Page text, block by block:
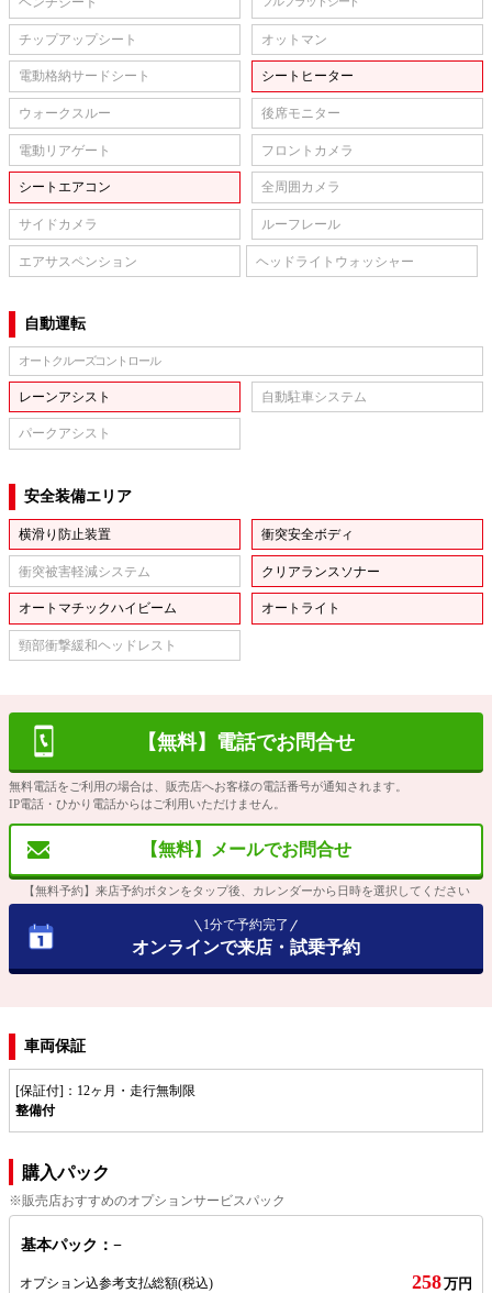
チップアップシート オットマン
電動格納サードシート シートヒーター
ウォークスルー 後席モニター
電動リアゲート フロントカメラ
シートエアコン 全周囲カメラ
サイドカメラ ルーフレール
エアサスペンション ヘッドライトウォッシャー
自動運転
オートクルーズコントロール
レーンアシスト 自動駐車システム
パークアシスト
安全装備エリア
横滑り防止装置 衝突安全ボディ
衝突被害軽減システム クリアランスソナー
オートマチックハイビーム オートライト
頸部衝撃緩和ヘッドレスト
【無料】電話でお問合せ
無料電話をご利用の場合は、販売店へお客様の電話番号が通知されます。
IP電話・ひかり電話からはご利用いただけません。
【無料】メールでお問合せ
【無料予約】来店予約ボタンをタップ後、カレンダーから日時を選択してください
1分で予約完了
オンラインで来店・試乗予約
車両保証
[保証付]：12ヶ月・走行無制限
整備付
購入パック
※販売店おすすめのオプションサービスパック
基本パック：−
オプション込参考支払総額(税込) 258万円